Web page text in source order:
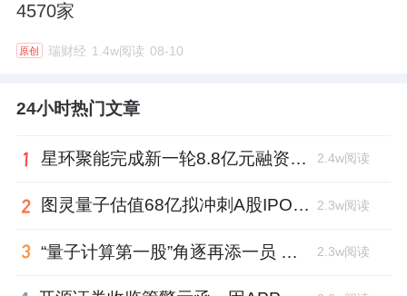
4570家
原创 瑞财经 1.4w阅读 08-10
24小时热门文章
星环聚能完成新一轮8.8亿元融资，核心团队来自清华工程物理系 2.4w阅读
图灵量子估值68亿拟冲刺A股IPO，商汤科技、联想创投加持 2.3w阅读
“量子计算第一股”角逐再添一员 ，图灵量子启动IPO、国泰海通辅导 2.3w阅读